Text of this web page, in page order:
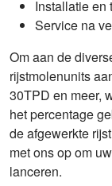
Installatie en
Service na
Om aan de
rijstmolenunits
30TPD en meer,
het percentage
de afgewerkte
met ons op om
lanceren.